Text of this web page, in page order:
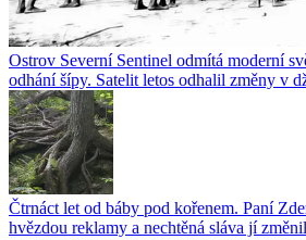
Ostrov Severní Sentinel odmítá moderní
odhání šípy. Satelit letos odhalil změny v
Čtrnáct let od báby pod kořenem. Paní
hvězdou reklamy a nechtěná sláva jí